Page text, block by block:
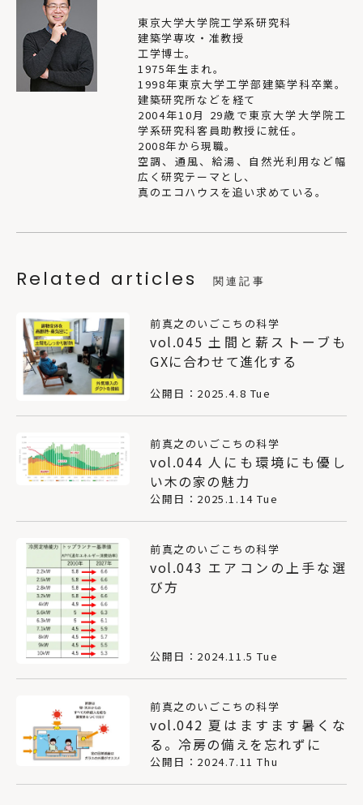
東京大学大学院工学系研究科
建築学専攻・准教授
工学博士。
1975年生まれ。
1998年東京大学工学部建築学科卒業。
建築研究所などを経て
2004年10月 29歳で東京大学大学院工
学系研究科客員助教授に就任。
2008年から現職。
空調、通風、給湯、自然光利用など幅
広く研究テーマとし、
真のエコハウスを追い求めている。
Related articles 関連記事
前真之のいごこちの科学
vol.045 土間と薪ストーブも
GXに合わせて進化する
公開日：2025.4.8 Tue
前真之のいごこちの科学
vol.044 人にも環境にも優し
い木の家の魅力
公開日：2025.1.14 Tue
前真之のいごこちの科学
vol.043 エアコンの上手な選
び方
公開日：2024.11.5 Tue
前真之のいごこちの科学
vol.042 夏はますます暑くな
る。冷房の備えを忘れずに
公開日：2024.7.11 Thu